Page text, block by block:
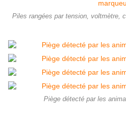
Piles rangées par tension, voltmètre,
Piège détecté par les